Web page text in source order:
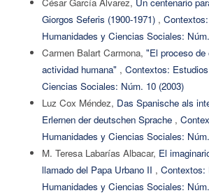
César García Álvarez, Un centenario
Giorgos Seferis (1900-1971) ,
Humanidades y Ciencias Sociales:
Carmen Balart Carmona, "El proceso de
actividad humana" , Contextos:
Ciencias Sociales: Núm. 10 (2003)
Luz Cox Méndez, Das Spanische als
Erlernen der deutschen Sprache ,
Humanidades y Ciencias Sociales:
M. Teresa Labarías Albacar, El
llamado del Papa Urbano II , Contextos:
Humanidades y Ciencias Sociales: